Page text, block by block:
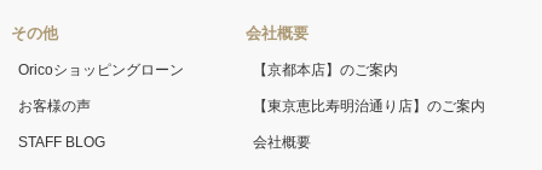
その他
Oricoショッピングローン
お客様の声
STAFF BLOG
会社概要
【京都本店】のご案内
【東京恵比寿明治通り店】のご案内
会社概要